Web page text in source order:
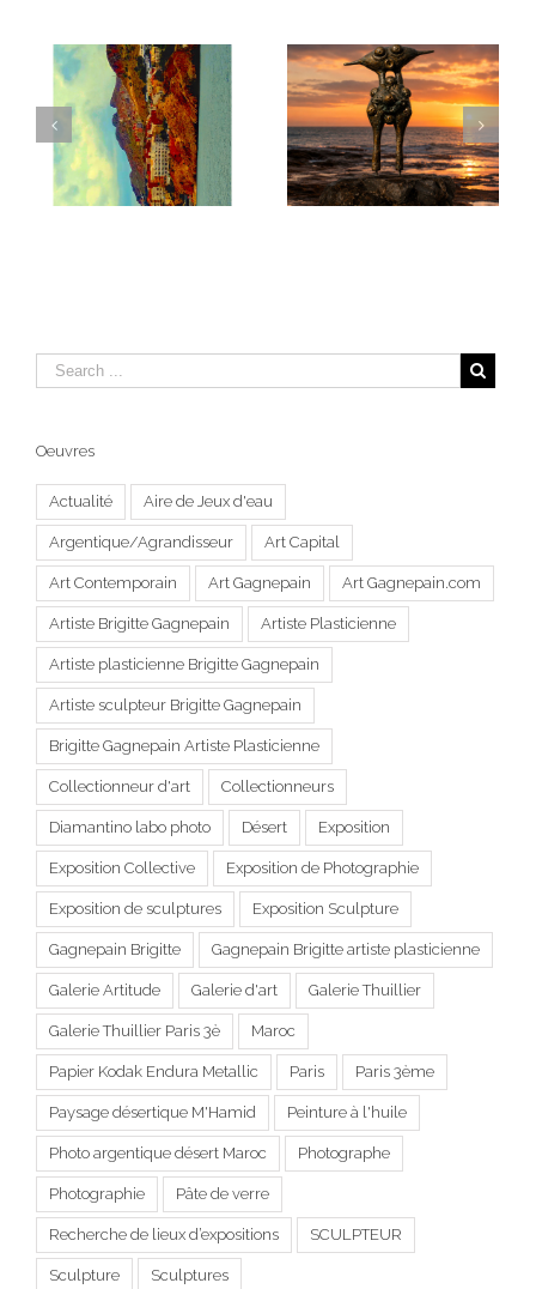
Oeuvres
Actualité Aire de Jeux d'eau
Argentique/Agrandisseur Art Capital
Art Contemporain Art Gagnepain Art Gagnepain.com
Artiste Brigitte Gagnepain Artiste Plasticienne
Artiste plasticienne Brigitte Gagnepain
Artiste sculpteur Brigitte Gagnepain
Brigitte Gagnepain Artiste Plasticienne
Collectionneur d'art Collectionneurs
Diamantino labo photo Désert Exposition
Exposition Collective Exposition de Photographie
Exposition de sculptures Exposition Sculpture
Gagnepain Brigitte Gagnepain Brigitte artiste plasticienne
Galerie Artitude Galerie d'art Galerie Thuillier
Galerie Thuillier Paris 3è Maroc
Papier Kodak Endura Metallic Paris Paris 3ème
Paysage désertique M'Hamid Peinture à l'huile
Photo argentique désert Maroc Photographe
Photographie Pâte de verre
Recherche de lieux d’expositions SCULPTEUR
Sculpture Sculptures